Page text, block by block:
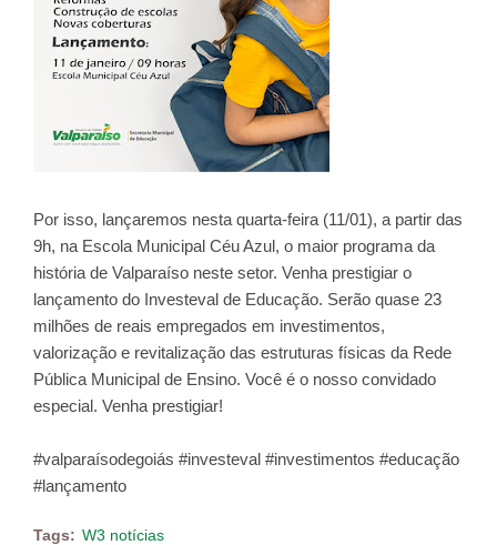
Por isso, lançaremos nesta quarta-feira (11/01), a partir das
9h, na Escola Municipal Céu Azul, o maior programa da
história de Valparaíso neste setor. Venha prestigiar o
lançamento do Investeval de Educação. Serão quase 23
milhões de reais empregados em investimentos,
valorização e revitalização das estruturas físicas da Rede
Pública Municipal de Ensino. Você é o nosso convidado
especial. Venha prestigiar!
#valparaísodegoiás #investeval #investimentos #educação
#lançamento
Tags: W3 notícias